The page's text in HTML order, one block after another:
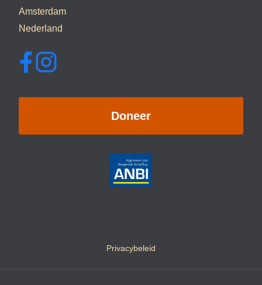
Amsterdam
Nederland
Doneer
Privacybeleid